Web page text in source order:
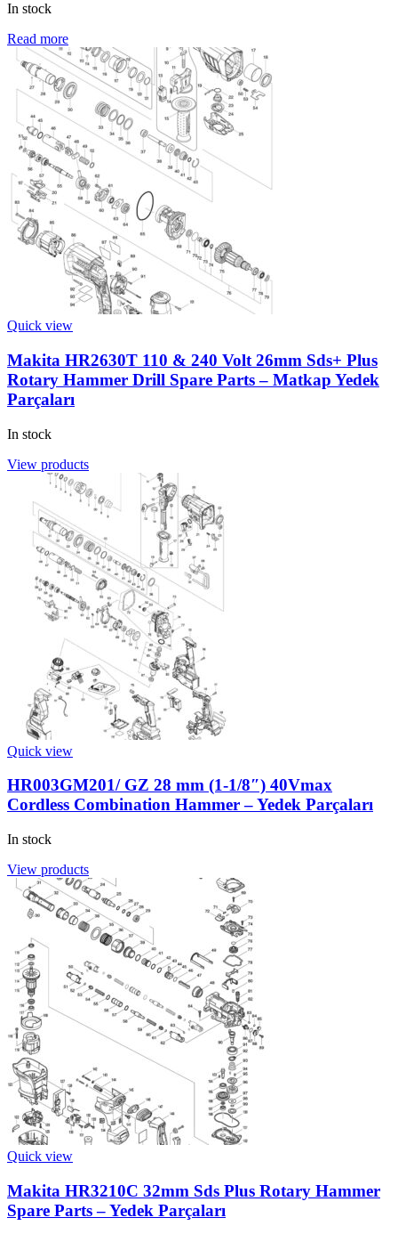
In stock
Read more
Quick view
Makita HR2630T 110 & 240 Volt 26mm Sds+ Plus
Rotary Hammer Drill Spare Parts – Matkap Yedek
Parçaları
In stock
View products
Quick view
HR003GM201/ GZ 28 mm (1-1/8″) 40Vmax
Cordless Combination Hammer – Yedek Parçaları
In stock
View products
Quick view
Makita HR3210C 32mm Sds Plus Rotary Hammer
Spare Parts – Yedek Parçaları